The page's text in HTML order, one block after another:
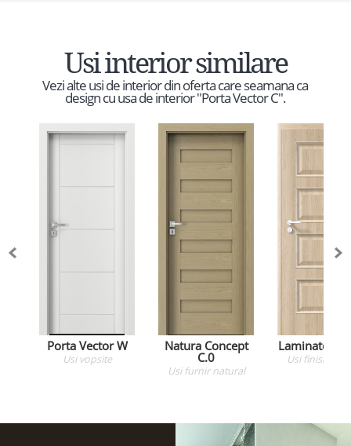
Usi interior similare
Vezi alte usi de interior din oferta care seamana ca
design cu usa de interior "Porta Vector C".
Porta Vector W
Usi vopsite
Natura Concept
C.0
Usifurnir natural
Laminate
Usifinisaj